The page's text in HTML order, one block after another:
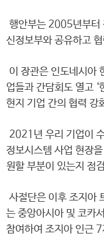
행안부는 2005년부터
신정보부와 공유하고
이 장관은 인도네시아
업들과 간담회도 열고
현지 기업 간의 협력 강
2021년 우리 기업이
정보시스템 사업 현장
원할 부분이 있는지 점
사절단은 이후 조지아
는 중앙아시아 및 코카
참여하여 조지아 인근